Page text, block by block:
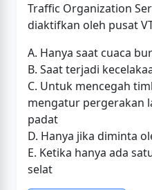
Traffic Organization
diaktifkan oleh pusat
A. Hanya saat cuaca
B. Saat terjadi
C. Untuk mencegah
mengatur pergerakan
padat
D. Hanya jika diminta
E. Ketika hanya ada
selat